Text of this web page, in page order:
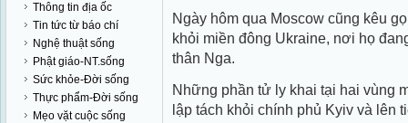
Thông tin địa ốc
Tin tức từ báo chí
Nghệ thuật sống
Phật giáo-NT.sống
Sức khỏe-Đời sống
Thực phẩm-Đời sống
Mẹo vặt cuộc sống
Ngày hôm qua Moscow cũng kêu
khỏi miền đông Ukraine, nơi họ
thân Nga.
Những phần tử ly khai tại hai vùng
lập tách khỏi chính phủ Kyiv và lên